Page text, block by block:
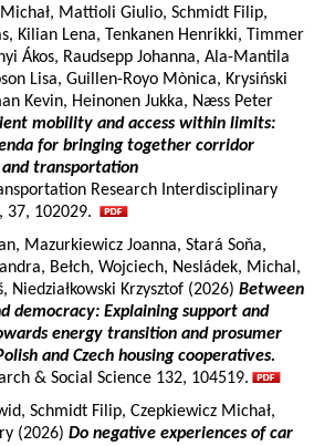
Mattioli Giulio, Schmidt Filip,
Kilian Lena, Tenkanen Henrikki, Timmer
Ákos, Raudsepp Johanna, Ala-Mantila
Lisa, Guillen-Royo Mònica, Krysiński
Kevin, Heinonen Jukka, Næss Peter
mobility and access within limits:
for bringing together corridor
transportation
Research Interdisciplinary
37, 102029.
Mazurkiewicz Joanna, Stará Soňa,
Bełch, Wojciech, Nesládek, Michal,
Niedziałkowski Krzysztof (2026) Between
democracy: Explaining support and
energy transition and prosumer
and Czech housing cooperatives.
& Social Science 132, 104519.
Schmidt Filip, Czepkiewicz Michał,
(2026) Do negative experiences of car